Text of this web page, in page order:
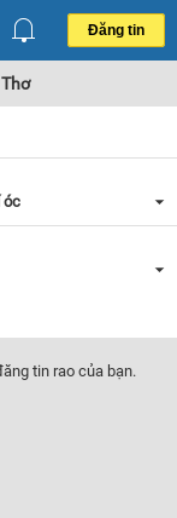
Đăng tin
óc
tin rao của bạn.